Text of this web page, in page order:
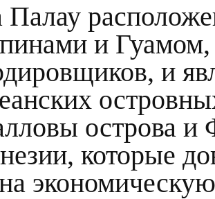
Палау
и Гуамом,
и
острова и
которые